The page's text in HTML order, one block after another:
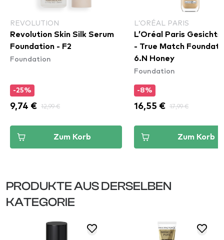
REVOLUTION
Revolution Skin Silk Serum
Foundation - F2
Foundation
-25%
9,74 € 12,99 €
Zum Korb
L’ORÉAL PARIS
L’Oréal Paris
- True Match
6.N Honey
Foundation
-8%
16,55 € 17,99 €
Zum Korb
PRODUKTE AUS DERSELBEN
KATEGORIE